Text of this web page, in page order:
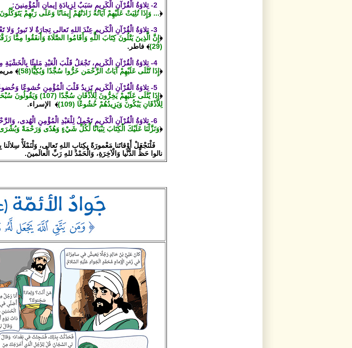
2- تِلاوَةُ الْقُرْآنِ الْكَريمِ سَبَبٌ لِزِيادَةِ إيمانِ الْمُؤْمِنينَ:
﴿... وَإِذَا تُلِيَتْ عَلَيْهِمْ آيَاتُهُ زَادَتْهُمْ إِيمَانًا وَعَلَى رَبِّهِمْ يَتَوَكَّلُونَ
3- تِلاوَةُ الْقُرْآنِ الْكَريمِ عِنْدَ اللهِ تَعالى تِجارَةٌ لا تَبورُ وَلا تَعْرِفُ الْخَسارَةَ:
﴿ إِنَّ الَّذِينَ يَتْلُونَ كِتَابَ اللَّهِ وَأَقَامُوا الصَّلَاةَ وَأَنفَقُوا مِمَّا
(29)
﴾ فاطر.
4- تِلاوَةُ الْقُرْآنِ الْكَريمِ، تَجْعَلُ قَلْبَ الْعَبْدِ مَليئًا بِالْخَشْيَةِ مِنَ اللهِ تَعالى:
﴿ إِذَا تُتْلَى عَلَيْهِمْ آيَاتُ الرَّحْمَن خَرُّوا سُجَّدًا وَبُكِيًّا(58) ﴾
5- تِلاوَةُ الْقُرْآنِ الْكَريمِ تَزيدُ قَلْبَ الْمُؤْمِنِ خُشوعًا وَخُضوعًا وَتَذَلُّلًا للهِ تَعالى:
﴿
لِلأَذْقَانِ يَبْكُونَ وَيَزِيدُهُمْ خُشُوعًا (109)
﴾ الإسراء.
6- تِلاوَةُ الْقُرْآنِ الْكَريمِ تَحْمِلُ لِلْعَبْدِ الْمُؤْمِنِ الْهُدى، وَالرَّحْمَةَ وَالْبِشارَةَ:
﴿وَنَزَّلْنَا عَلَيْكَ الْكِتَابَ تِبْيَانًا لِّكُلِّ شَيْءٍ وَهُدًى وَرَحْمَةً وَبُشْرَى
فَلْنَجْعَلْ أَوْقاتَنا مَعْمورَةً بِكِتابِ اللهِ تَعالى، وَلْنَمْلَأْ
نالوا حَظَّ الدُّنْيا وَالْآخِرَةِ، وَالْحَمْدُ للهِ رَبِّ الْعالَمينَ.